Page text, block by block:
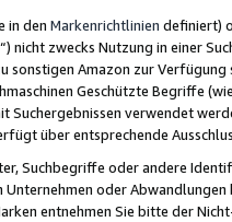
in den Markenrichtlinien definiert)
nicht zwecks Nutzung in einer
sonstigen Amazon zur
Geschützte Begriffe
Suchergebnissen verwendet
über entsprechende
Suchbegriffe oder andere
Unternehmen oder
entnehmen Sie bitte der